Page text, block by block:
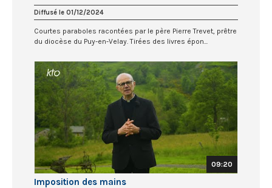
Diffusé le 01/12/2024
Courtes paraboles racontées par le père Pierre Trevet, prêtre
du diocèse du Puy-en-Velay. Tirées des livres épon...
09:20
Imposition des mains